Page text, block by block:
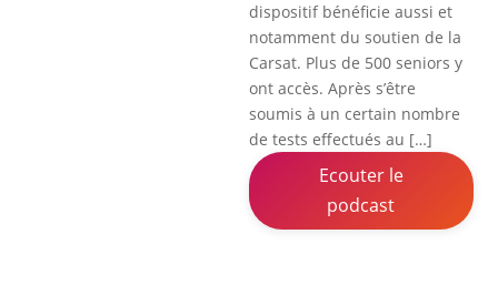
dispositif bénéficie aussi et
notamment du soutien de la
Carsat. Plus de 500 seniors y
ont accès. Après s’être
soumis à un certain nombre
de tests effectués au […]
Ecouter le
podcast